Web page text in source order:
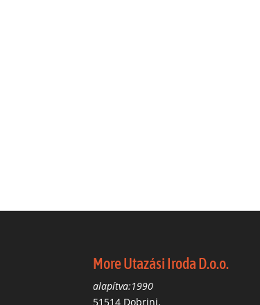
More Utazási Iroda D.o.o.
alapítva:1990
51514 Dobrinj,